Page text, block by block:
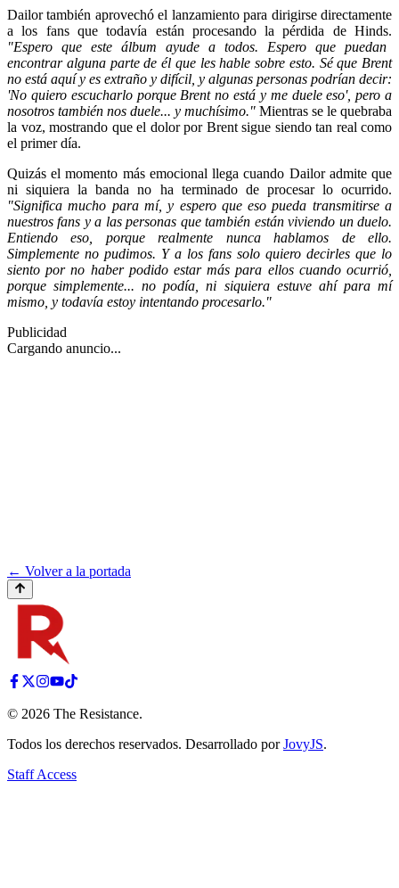
Dailor también aprovechó el lanzamiento para dirigirse directamente
a los fans que todavía están procesando la pérdida de Hinds.
"Espero que este álbum ayude a todos. Espero que puedan
encontrar alguna parte de él que les hable sobre esto. Sé que Brent
no está aquí y es extraño y difícil, y algunas personas podrían decir:
'No quiero escucharlo porque Brent no está y me duele eso', pero a
nosotros también nos duele... y muchísimo." Mientras se le quebraba
la voz, mostrando que el dolor por Brent sigue siendo tan real como
el primer día.
Quizás el momento más emocional llega cuando Dailor admite que
ni siquiera la banda no ha terminado de procesar lo ocurrido.
"Significa mucho para mí, y espero que eso pueda transmitirse a
nuestros fans y a las personas que también están viviendo un duelo.
Entiendo eso, porque realmente nunca hablamos de ello.
Simplemente no pudimos. Y a los fans solo quiero decirles que lo
siento por no haber podido estar más para ellos cuando ocurrió,
porque simplemente... no podía, ni siquiera estuve ahí para mí
mismo, y todavía estoy intentando procesarlo."
Publicidad
Cargando anuncio...
← Volver a la portada
© 2026 The Resistance.
Todos los derechos reservados. Desarrollado por JovyJS.
Staff Access